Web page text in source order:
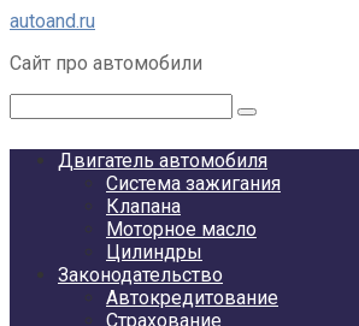
Перейти
контенту
autoand.ru
Сайт про автомобили
Двигатель автомобиля
Система зажигания
Клапана
Моторное масло
Цилиндры
Законодательство
Автокредитование
Страхование